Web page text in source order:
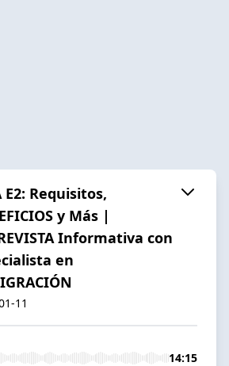
E2: Requisitos,
y Más |
Informativa con
en
11
14:15